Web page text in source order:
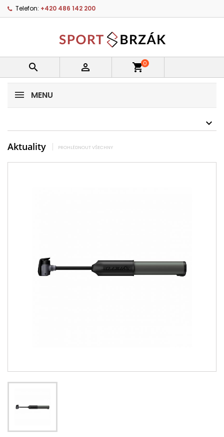
Telefon: +420 486 142 200
  shopping_cart0
MENU
Aktuality PROHLÉDNOUT VŠECHNY